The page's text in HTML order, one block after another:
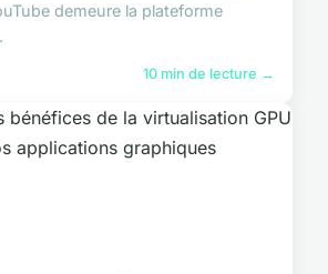
demeure la plateforme
10 min de lecture →